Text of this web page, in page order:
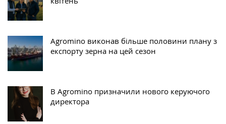
Agromino виконав більше половини плану з
експорту зерна на цей сезон
В Agromino призначили нового керуючого
директора